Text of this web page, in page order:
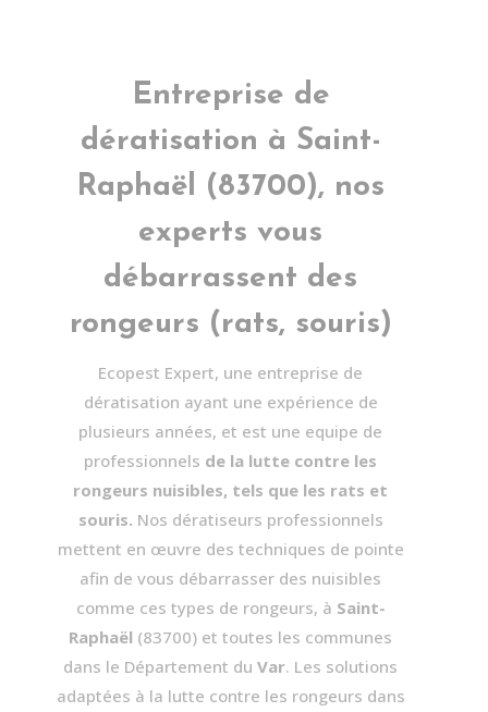
Entreprise de
dératisation à Saint-
Raphaël (83700), nos
experts vous
débarrassent des
rongeurs (rats, souris)
Ecopest Expert, une entreprise de
dératisation ayant une expérience de
plusieurs années, et est une equipe de
professionnels de la lutte contre les
rongeurs nuisibles, tels que les rats et
souris. Nos dératiseurs professionnels
mettent en œuvre des techniques de pointe
afin de vous débarrasser des nuisibles
comme ces types de rongeurs, à Saint-
Raphaël (83700) et toutes les communes
dans le Département duVar. Les solutions
adaptées à la lutte contre les rongeurs dans